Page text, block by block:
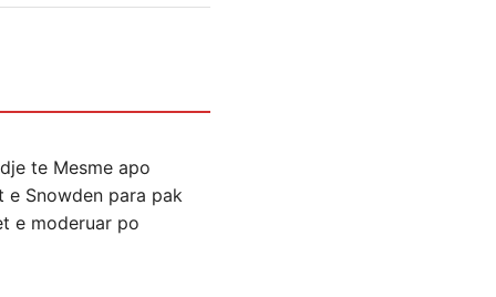
te Mesme apo
e Snowden para pak
e moderuar po